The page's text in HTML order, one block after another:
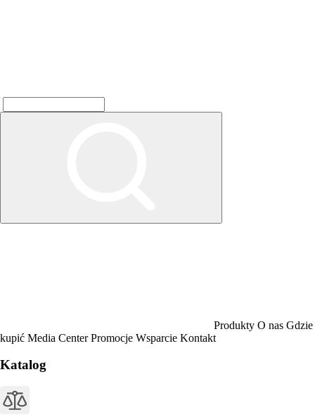
Produkty O nas Gdzie
kupić Media CenterPromocje Wsparcie Kontakt
Katalog